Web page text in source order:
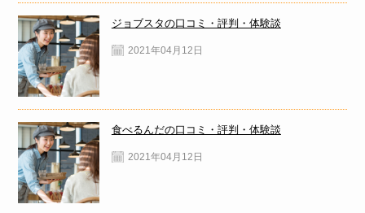
ジョブスタの口コミ・評判・体験談
2021年04月12日
食べるんだの口コミ・評判・体験談
2021年04月12日